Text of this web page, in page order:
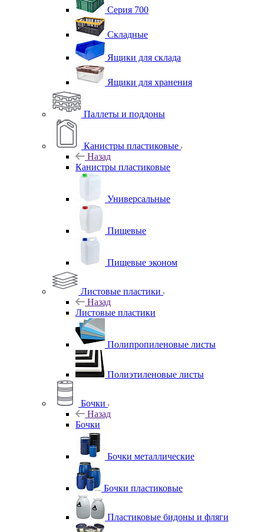
Серия 700
Складные
Ящики для склада
Ящики для хранения
Паллеты и поддоны
Канистры пластиковые
Назад
Канистры пластиковые
Универсальные
Пищевые
Пищевые эконом
Листовые пластики
Назад
Листовые пластики
Полипропиленовые листы
Полиэтиленовые листы
Бочки
Назад
Бочки
Бочки металлические
Бочки пластиковые
Пластиковые бидоны и фляги